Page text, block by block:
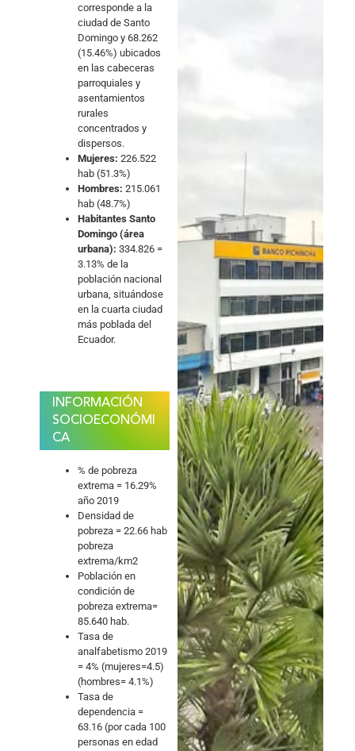
corresponde a la
ciudad de Santo
Domingo y 68.262
(15.46%) ubicados
en las cabeceras
parroquiales y
asentamientos
rurales
concentrados y
dispersos.
Mujeres: 226.522
hab (51.3%)
Hombres: 215.061
hab (48.7%)
Habitantes Santo
Domingo (área
urbana): 334.826 =
3.13% de la
población nacional
urbana, situándose
en la cuarta ciudad
más poblada del
Ecuador.
INFORMACIÓN
SOCIOECONÓMI
CA
% de pobreza
extrema = 16.29%
año 2019
Densidad de
pobreza = 22.66 hab
pobreza
extrema/km2
Población en
condición de
pobreza extrema=
85.640 hab.
Tasa de
analfabetismo 2019
= 4% (mujeres=4.5)
(hombres= 4.1%)
Tasa de
dependencia =
63.16 (por cada 100
personas en edad